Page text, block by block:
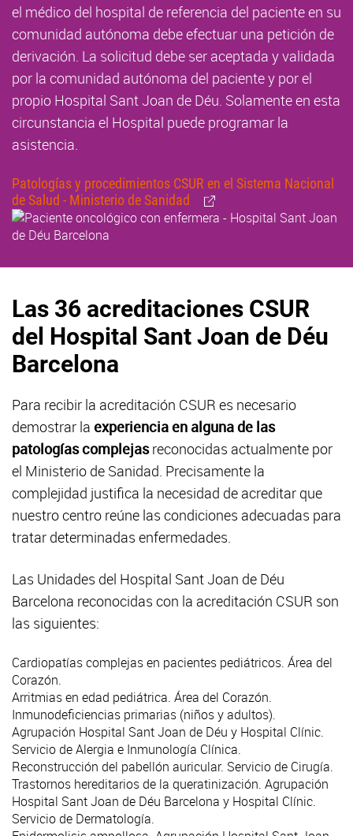
el médico del hospital de referencia del paciente en su
comunidad autónoma debe efectuar una petición de
derivación. La solicitud debe ser aceptada y validada
por la comunidad autónoma del paciente y por el
propio Hospital Sant Joan de Déu. Solamente en esta
circunstancia el Hospital puede programar la
asistencia.
Patologías y procedimientos CSUR en el Sistema Nacional
de Salud - Ministerio de Sanidad
Las 36 acreditaciones CSUR
del Hospital Sant Joan de Déu
Barcelona
Para recibir la acreditación CSUR es necesario
demostrar la experiencia en alguna de las
patologías complejasreconocidas actualmente por
el Ministerio de Sanidad. Precisamente la
complejidad justifica la necesidad de acreditar que
nuestro centro reúne las condiciones adecuadas para
tratar determinadas enfermedades.
Las Unidades del Hospital Sant Joan de Déu
Barcelona reconocidas con la acreditación CSUR son
las siguientes:
Cardiopatías complejas en pacientes pediátricos. Área del
Corazón.
Arritmiasen edad pediátrica. Área del Corazón.
Inmunodeficiencias primarias (niños y adultos).
Agrupación Hospital Sant Joan de Déu y Hospital Clínic.
Servicio deAlergia e Inmunología Clínica.
Reconstrucción del pabellón auricular. Servicio de Cirugía.
Trastornos hereditarios de la queratinización. Agrupación
Hospital Sant Joan de Déu Barcelona y Hospital Clínic.
Servicio de Dermatología.